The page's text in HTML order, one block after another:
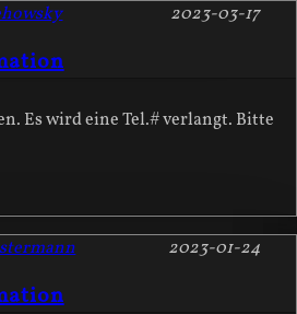
2023-03-17
Es wird eine Tel.# verlangt. Bitte
2023-01-24